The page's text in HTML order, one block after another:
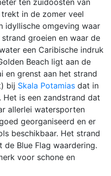
ten zuidoosten van
trekt in de zomer veel
idyllische omgeving waar
groeien en waar de
een Caribische indruk
Beach ligt aan de
en grenst aan het strand
bij Skala Potamias dat in
is een zandstrand dat
allerlei watersporten
georganiseerd en er
beschikbaar. Het strand
de Blue Flag waardering.
voor schone en